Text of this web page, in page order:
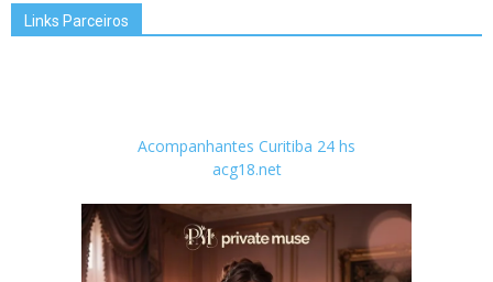
Links Parceiros
Acompanhantes Curitiba 24 hs
acg18.net